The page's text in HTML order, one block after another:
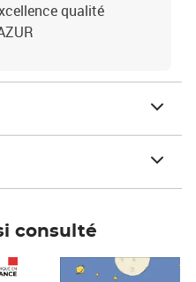
qualité
consulté
Prix 7,50€